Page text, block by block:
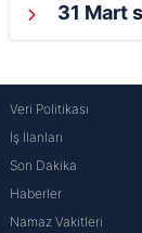
31 Mart
Veri Politikası
İş İlanları
Son Dakika
Haberler
Namaz Vakitleri